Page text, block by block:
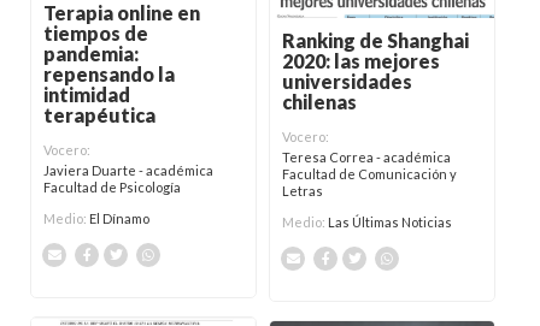
Terapia online en
tiempos de
pandemia:
repensando la
intimidad
terapéutica
Vocero:
Javiera Duarte - académica
Facultad de Psicología
Medio: El Dínamo
Ranking de Shanghai
2020: las mejores
universidades
chilenas
Vocero:
Teresa Correa - académica
Facultad de Comunicación y
Letras
Medio: Las Últimas Noticias